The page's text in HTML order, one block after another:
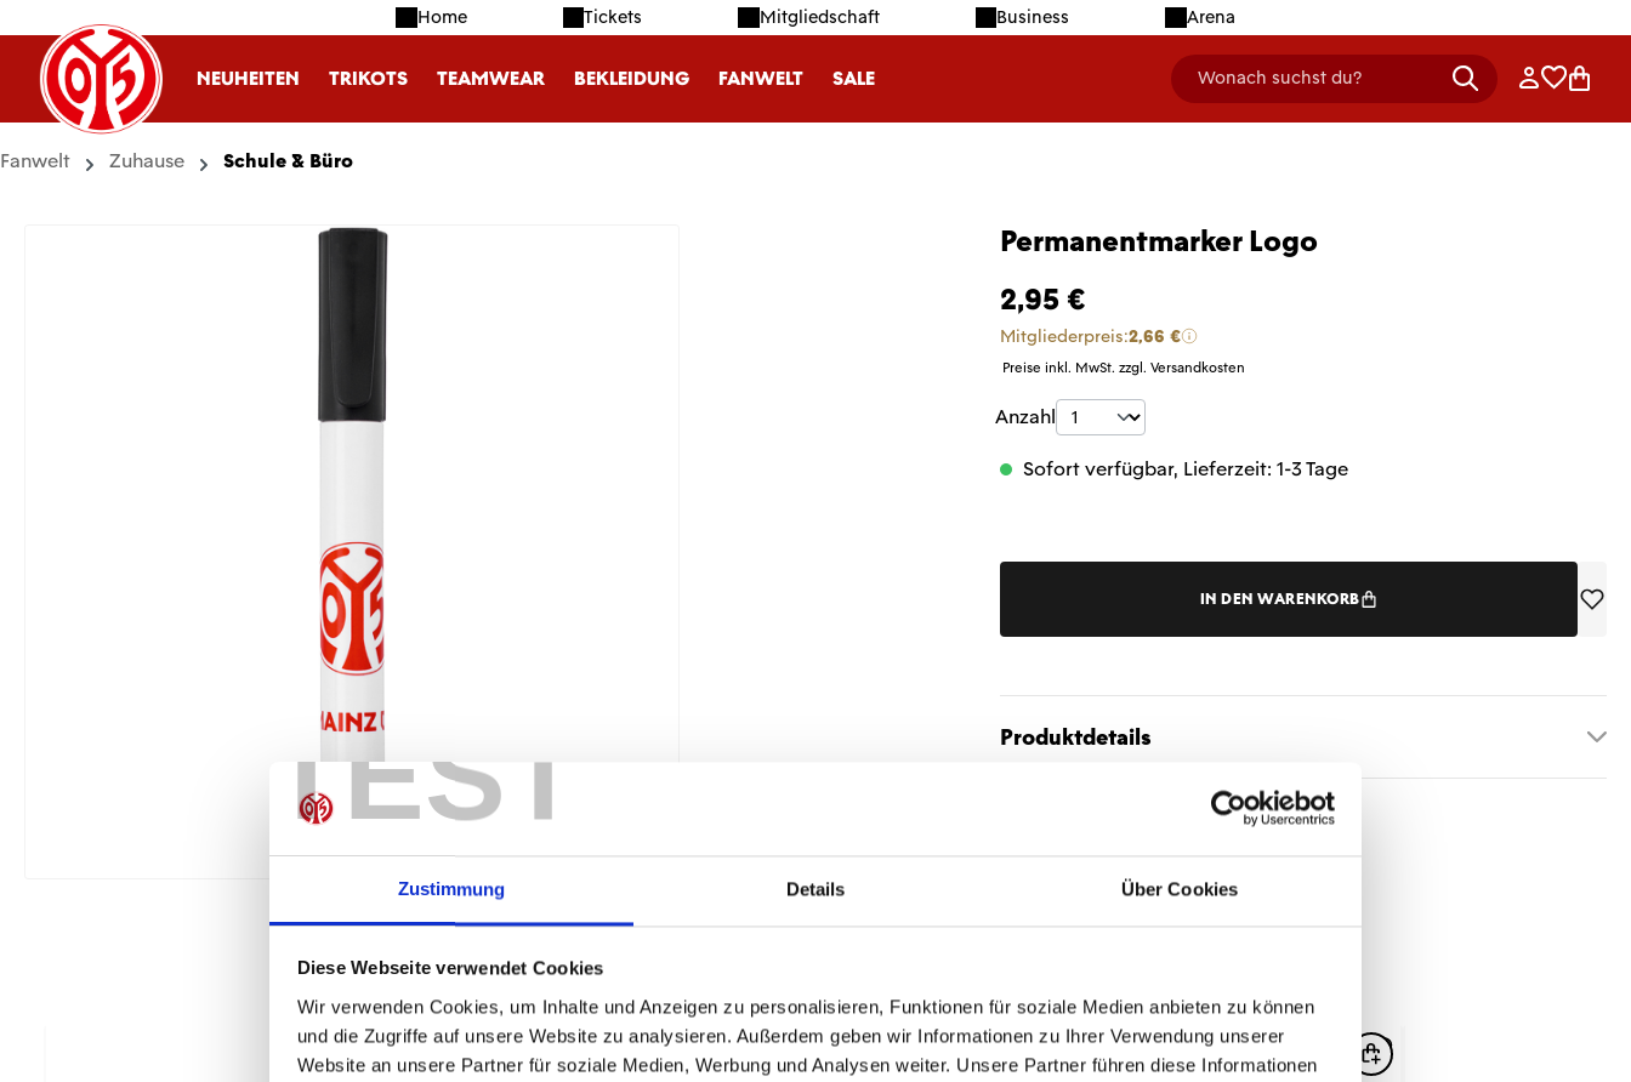
TEST
Zustimmung Details Über Cookies
Diese Webseite verwendet Cookies
Wir verwenden Cookies, um Inhalte und Anzeigen zu personalisieren, Funktionen für soziale Medien anbieten zu können
und die Zugriffe auf unsere Website zu analysieren. Außerdem geben wir Informationen zu Ihrer Verwendung unserer
Website an unsere Partner für soziale Medien, Werbung und Analysen weiter. Unsere Partner führen diese Informationen
Hauptinhalt springen
Zur Suche springen
Zur Hauptnavigation springen Home Tickets Mitgliedschaft Business Arena
NEUHEITEN TRIKOTS TEAMWEAR BEKLEIDUNG FANWELT SALE Wonach suchst du?
header.searchDescription Anmelden
Fanwelt Zuhause Schule & Büro
Permanentmarker Logo
2,95 €
Mitgliederpreis:2,66 €
Preise inkl. MwSt. zzgl. Versandkosten
Produkt Anzahl: Gib den gewünschten Wert
Anzahl
Sofort verfügbar, Lieferzeit: 1-3 Tage
IN DEN WARENKORB
Produktdetails